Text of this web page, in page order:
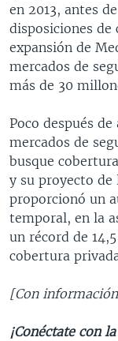
en 2013, antes
disposiciones de
expansión de
mercados de
más de 30
Poco después
mercados de
busque
y su proyecto de
proporcionó un
temporal, en la
un récord de
cobertura
[Con
¡Conéctate con